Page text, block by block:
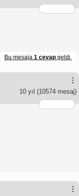
Bu mesaja 1 cevap geldi.
10 yıl (10574 mesaj)